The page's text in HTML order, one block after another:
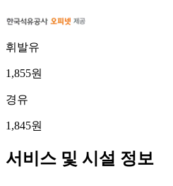
휘발유
1,855원
경유
1,845원
서비스 및 시설 정보